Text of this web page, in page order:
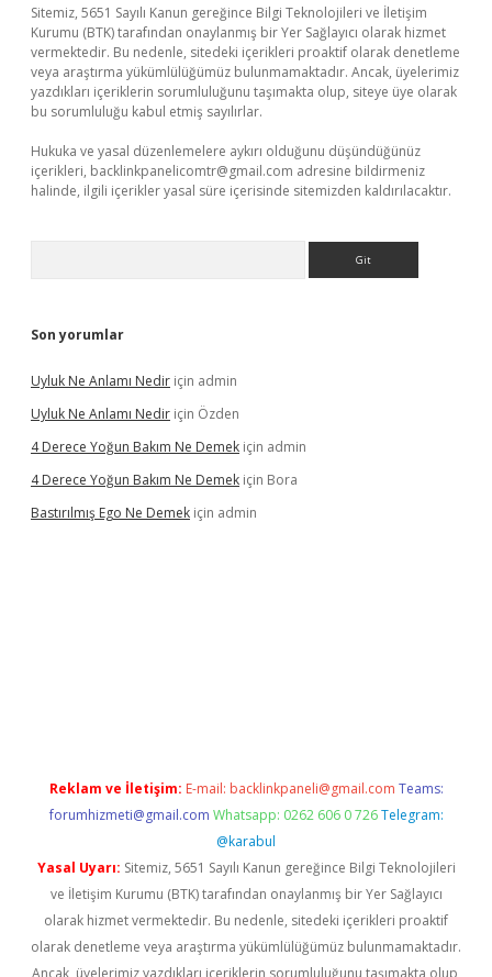
Sitemiz, 5651 Sayılı Kanun gereğince Bilgi Teknolojileri ve İletişim
Kurumu (BTK) tarafından onaylanmış bir Yer Sağlayıcı olarak hizmet
vermektedir. Bu nedenle, sitedeki içerikleri proaktif olarak denetleme
veya araştırma yükümlülüğümüz bulunmamaktadır. Ancak, üyelerimiz
yazdıkları içeriklerin sorumluluğunu taşımakta olup, siteye üye olarak
bu sorumluluğu kabul etmiş sayılırlar.
Hukuka ve yasal düzenlemelere aykırı olduğunu düşündüğünüz
içerikleri, backlinkpanelicomtr@gmail.com adresine bildirmeniz
halinde, ilgili içerikler yasal süre içerisinde sitemizden kaldırılacaktır.
Son yorumlar
Uyluk Ne Anlamı Nedir için admin
Uyluk Ne Anlamı Nedir için Özden
4 Derece Yoğun Bakım Ne Demek için admin
4 Derece Yoğun Bakım Ne Demek için Bora
Bastırılmış Ego Ne Demek için admin
Reklam ve İletişim: E-mail: backlinkpaneli@gmail.com Teams:
forumhizmeti@gmail.com Whatsapp: 0262 606 0 726 Telegram:
@karabul
Yasal Uyarı: Sitemiz, 5651 Sayılı Kanun gereğince Bilgi Teknolojileri
ve İletişim Kurumu (BTK) tarafından onaylanmış bir Yer Sağlayıcı
olarak hizmet vermektedir. Bu nedenle, sitedeki içerikleri proaktif
olarak denetleme veya araştırma yükümlülüğümüz bulunmamaktadır.
Ancak, üyelerimiz yazdıkları içeriklerin sorumluluğunu taşımakta olup,